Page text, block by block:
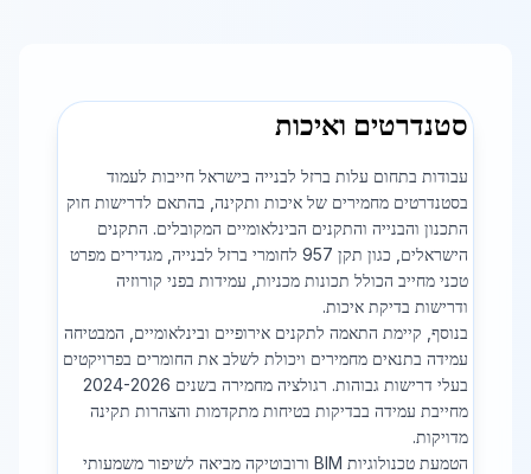
סטנדרטים ואיכות
עבודות בתחום עלות ברזל לבנייה בישראל חייבות לעמוד
בסטנדרטים מחמירים של איכות ותקינה, בהתאם לדרישות חוק
התכנון והבנייה והתקנים הבינלאומיים המקובלים. התקנים
הישראלים, כגון תקן 957 לחומרי ברזל לבנייה, מגדירים מפרט
טכני מחייב הכולל תכונות מכניות, עמידות בפני קורוזיה
ודרישות בדיקת איכות.
בנוסף, קיימת התאמה לתקנים אירופיים ובינלאומיים, המבטיחה
עמידה בתנאים מחמירים ויכולת לשלב את החומרים בפרויקטים
בעלי דרישות גבוהות. רגולציה מחמירה בשנים 2024-2026
מחייבת עמידה בבדיקות בטיחות מתקדמות והצהרות תקינה
מדויקות.
הטמעת טכנולוגיות BIM ורובוטיקה מביאה לשיפור משמעותי